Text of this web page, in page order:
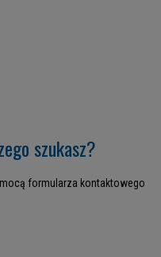
szukasz?
formularza kontaktowego